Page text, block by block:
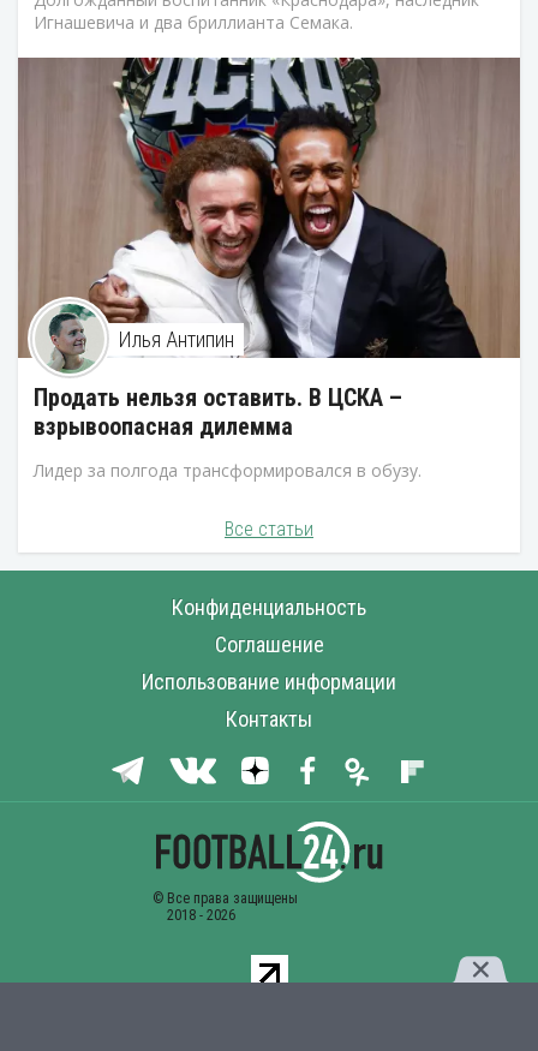
Игнашевича и два бриллианта Семака.
Илья Антипин
Продать нельзя оставить. В ЦСКА –
взрывоопасная дилемма
Лидер за полгода трансформировался в обузу.
Все статьи
Конфиденциальность
Соглашение
Использование информации
Контакты